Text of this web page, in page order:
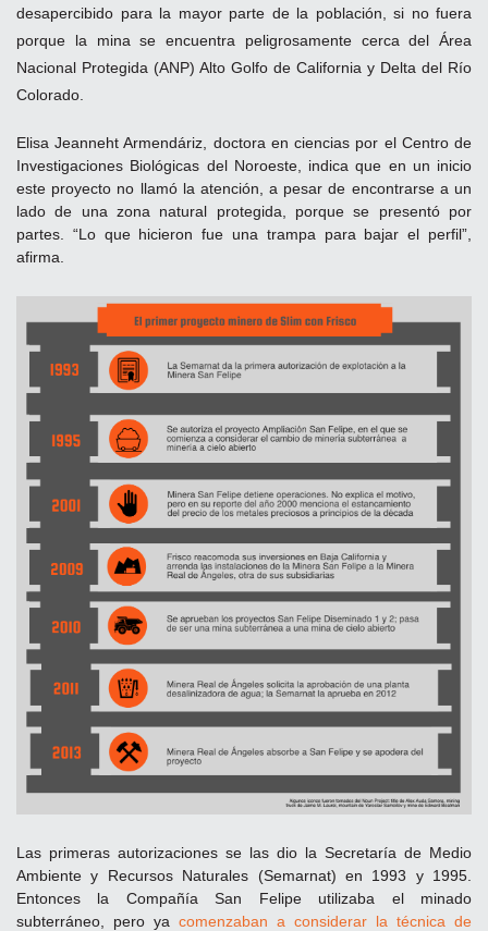
desapercibido para la mayor parte de la población, si no fuera
porque la mina se encuentra peligrosamente cerca del Área
Nacional Protegida (ANP) Alto Golfo de California y Delta del Río
Colorado.
Elisa Jeanneht Armendáriz, doctora en ciencias por el Centro de
Investigaciones Biológicas del Noroeste, indica que en un inicio
este proyecto no llamó la atención, a pesar de encontrarse a un
lado de una zona natural protegida, porque se presentó por
partes. “Lo que hicieron fue una trampa para bajar el perfil”,
afirma.
Las primeras autorizaciones se las dio la Secretaría de Medio
Ambiente y Recursos Naturales (Semarnat) en 1993 y 1995.
Entonces la Compañía San Felipe utilizaba el minado
subterráneo, pero ya comenzaban a considerar la técnica de